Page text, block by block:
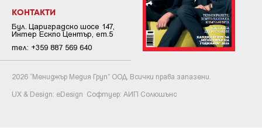
КОНТАКТИ
Бул. Цариградско шосе 147,
Интер Ескпо Център, ет.5
тел: +359 887 569 640
2026 “Мениджър Медия Груп” ООД. Всички права запазени.
UX & Design: eDesign Софтуер: АИП Солюшънс